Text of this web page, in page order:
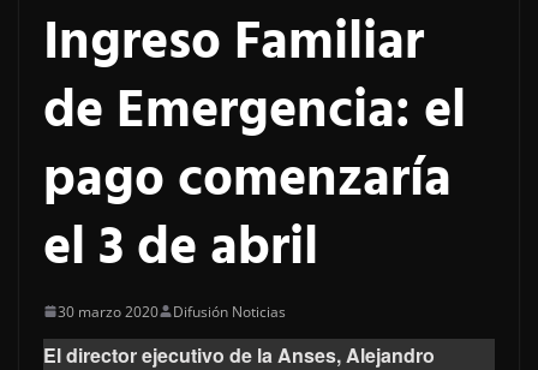
Ingreso Familiar
de Emergencia: el
pago comenzaría
el 3 de abril
30 marzo 2020 Difusión Noticias
El director ejecutivo de la Anses, Alejandro